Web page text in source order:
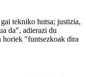
tekniko hutsa; justizia,
da", adierazi du
horiek "funtsezkoak dira